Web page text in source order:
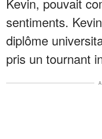
sentiments.
diplôme
pris un tournant